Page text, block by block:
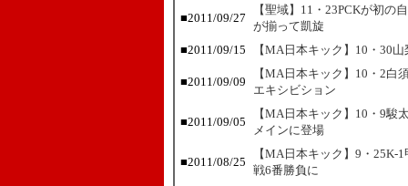
■2011/09/27
【聖域】11・23PCKが初の
が揃って凱旋
■2011/09/15 【MA日本キック】10・30
■2011/09/09
【MA日本キック】10・2白
エキシビション
■2011/09/05
【MA日本キック】10・9駿
メインに登場
■2011/08/25
【MA日本キック】9・25K-
戦6番勝負に